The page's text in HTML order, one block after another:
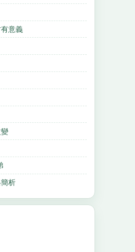
意義
析